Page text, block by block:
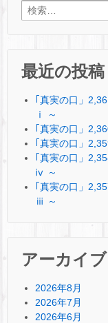
検索:
最近の投稿
｢真実の口」
ⅰ ～
｢真実の口」
｢真実の口」
｢真実の口」
ⅳ ～
｢真実の口」
ⅲ ～
アーカイブ
2026年8月
2026年7月
2026年6月